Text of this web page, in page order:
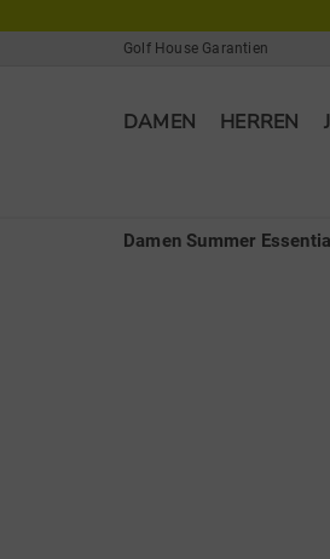
Golf House Garantien
DAMEN HERREN
Damen Summer